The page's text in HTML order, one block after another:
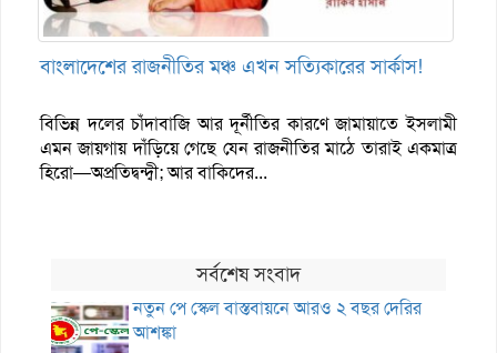
বাংলাদেশের রাজনীতির মঞ্চ এখন সত্যিকারের সার্কাস!
বিভিন্ন দলের চাঁদাবাজি আর দূর্নীতির কারণে জামায়াতে ইসলামী
এমন জায়গায় দাঁড়িয়ে গেছে যেন রাজনীতির মাঠে তারাই একমাত্র
হিরো—অপ্রতিদ্বন্দ্বী; আর বাকিদের...
সর্বশেষ সংবাদ
নতুন পে স্কেল বাস্তবায়নে আরও ২ বছর দেরির
আশঙ্কা